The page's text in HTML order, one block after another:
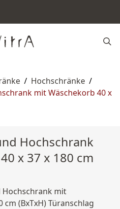
/ Hochschränke /
mit Wäschekorb 40 x
Hochschrank
x 37 x 180 cm
Hochschrank mit
cm (BxTxH) Türanschlag